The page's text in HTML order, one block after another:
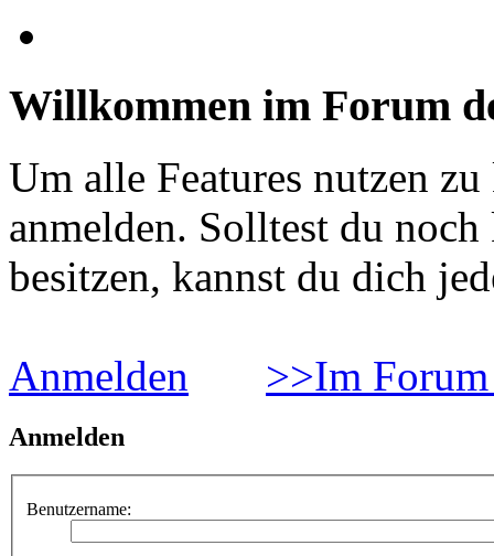
Willkommen im Forum
Um alle Features nutzen
anmelden. Solltest du
besitzen, kannst du dich
Anmelden >>Im
Anmelden
Benutzername: